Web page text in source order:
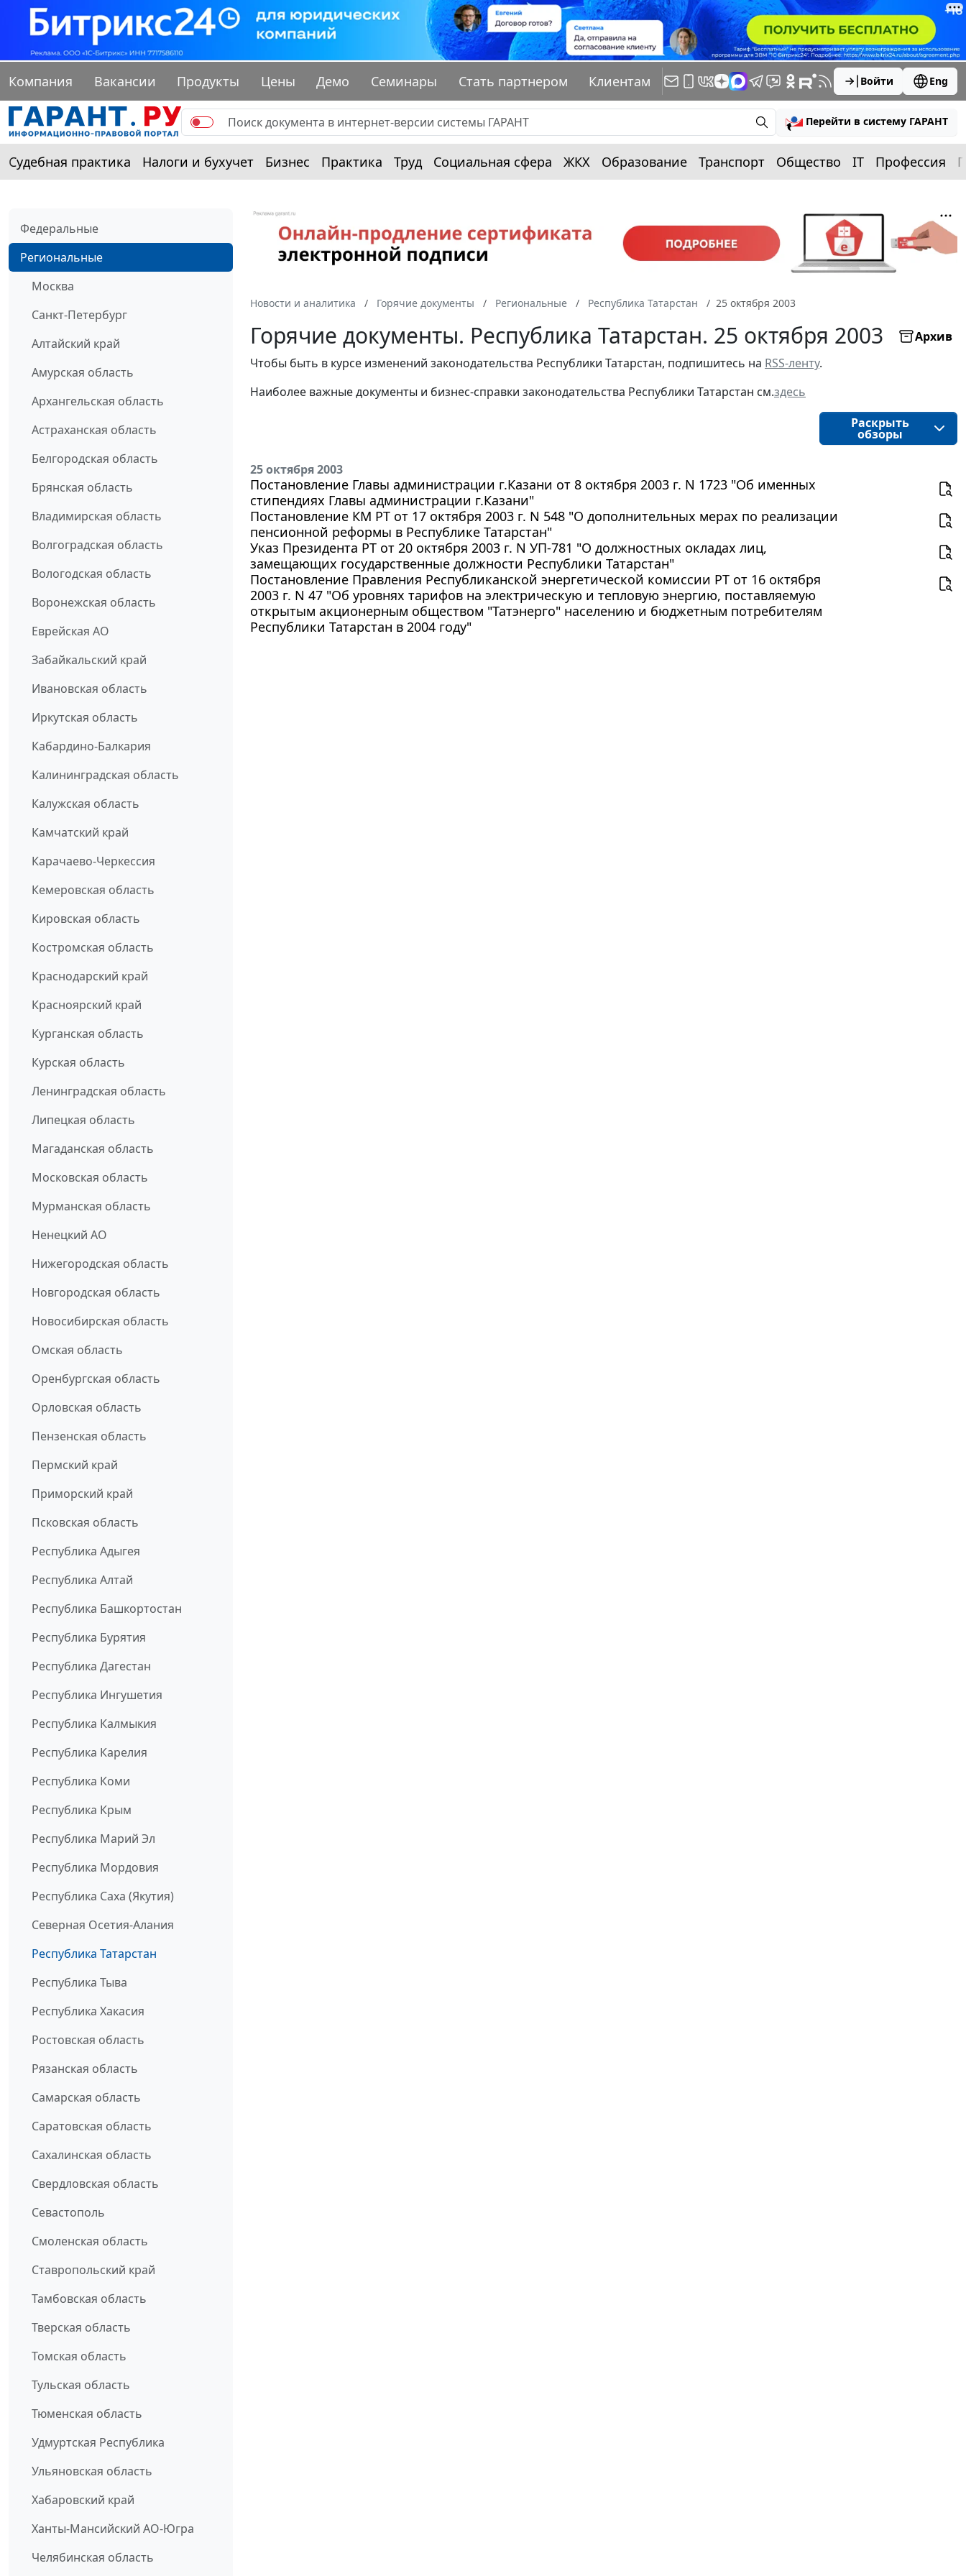
Компания Вакансии Продукты Цены Демо Семинары Стать партнером Клиентам Войти Eng
Перейти в систему ГАРАНТ
Судебная практика Налоги и бухучет Бизнес Практика Труд Социальная сфера ЖКХ Образование Транспорт Общество IT Профессия
Федеральные
Региональные
Москва
Санкт-Петербург
Алтайский край
Амурская область
Архангельская область
Астраханская область
Белгородская область
Брянская область
Владимирская область
Волгоградская область
Вологодская область
Воронежская область
Еврейская АО
Забайкальский край
Ивановская область
Иркутская область
Кабардино-Балкария
Калининградская область
Калужская область
Камчатский край
Карачаево-Черкессия
Кемеровская область
Кировская область
Костромская область
Краснодарский край
Красноярский край
Курганская область
Курская область
Ленинградская область
Липецкая область
Магаданская область
Московская область
Мурманская область
Ненецкий АО
Нижегородская область
Новгородская область
Новосибирская область
Омская область
Оренбургская область
Орловская область
Пензенская область
Пермский край
Приморский край
Псковская область
Республика Адыгея
Республика Алтай
Республика Башкортостан
Республика Бурятия
Республика Дагестан
Республика Ингушетия
Республика Калмыкия
Республика Карелия
Республика Коми
Республика Крым
Республика Марий Эл
Республика Мордовия
Республика Саха (Якутия)
Северная Осетия-Алания
Республика Татарстан
Республика Тыва
Республика Хакасия
Ростовская область
Рязанская область
Самарская область
Саратовская область
Сахалинская область
Свердловская область
Севастополь
Смоленская область
Ставропольский край
Тамбовская область
Тверская область
Томская область
Тульская область
Тюменская область
Удмуртская Республика
Ульяновская область
Хабаровский край
Ханты-Мансийский АО-Югра
Челябинская область
Новости и аналитика Горячие документы Региональные Республика Татарстан 25 октября 2003
Горячие документы. Республика Татарстан. 25 октября 2003
Архив
Чтобы быть в курсе изменений законодательства Республики Татарстан, подпишитесь на RSS-ленту.
Наиболее важные документы и бизнес-справки законодательства Республики Татарстан см.здесь
Раскрыть
обзоры
25 октября 2003
Постановление Главы администрации г.Казани от 8 октября 2003 г. N 1723 "Об именных
стипендиях Главы администрации г.Казани"
Постановление КМ РТ от 17 октября 2003 г. N 548 "О дополнительных мерах по реализации
пенсионной реформы в Республике Татарстан"
Указ Президента РТ от 20 октября 2003 г. N УП-781 "О должностных окладах лиц,
замещающих государственные должности Республики Татарстан"
Постановление Правления Республиканской энергетической комиссии РТ от 16 октября
2003 г. N 47 "Об уровнях тарифов на электрическую и тепловую энергию, поставляемую
открытым акционерным обществом "Татэнерго" населению и бюджетным потребителям
Республики Татарстан в 2004 году"